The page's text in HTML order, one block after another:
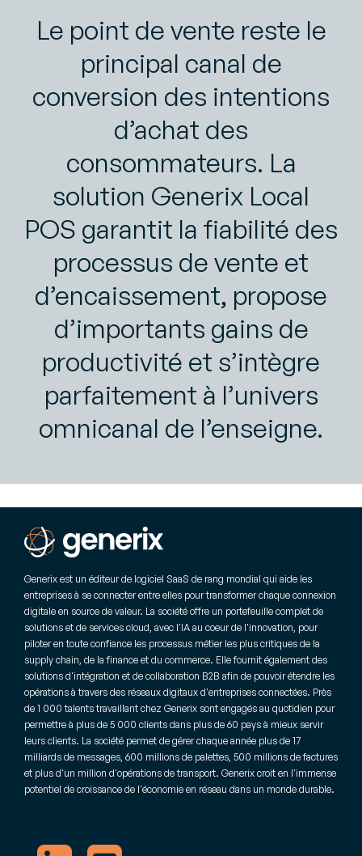
Le point de vente reste le
principal canal de
conversion des intentions
d’achat des
consommateurs. La
solution Generix Local
POS garantit la fiabilité des
processus de vente et
d’encaissement, propose
d’importants gains de
productivité et s’intègre
parfaitement à l’univers
omnicanal de l’enseigne.
Generix est un éditeur de logiciel SaaS de rang mondial qui aide les
entreprises à se connecter entre elles pour transformer chaque connexion
digitale en source de valeur. La société offre un portefeuille complet de
solutions et de services cloud, avec l'IA au coeur de l'innovation, pour
piloter en toute confiance les processus métier les plus critiques de la
supply chain, de la finance et du commerce. Elle fournit également des
solutions d'intégration et de collaboration B2B afin de pouvoir étendre les
opérations à travers des réseaux digitaux d'entreprises connectées. Près
de 1 000 talents travaillant chez Generix sont engagés au quotidien pour
permettre à plus de 5 000 clients dans plus de 60 pays à mieux servir
leurs clients. La société permet de gérer chaque année plus de 17
milliards de messages, 600 millions de palettes, 500 millions de factures
et plus d'un million d'opérations de transport. Generix croit en l'immense
potentiel de croissance de l'économie en réseau dans un monde durable.